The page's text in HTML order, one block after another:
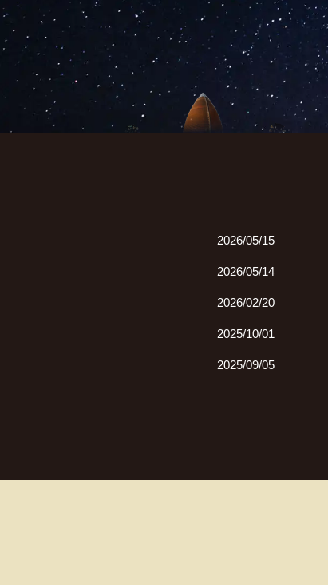
2026/05/15
2026/05/14
2026/02/20
2025/10/01
2025/09/05